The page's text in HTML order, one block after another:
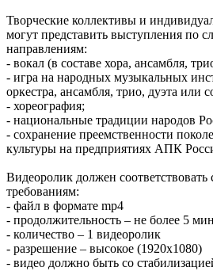
Творческие коллективы и
могут представить выступления по
направлениям:
- вокал (в составе хора, ансамбля,
- игра на народных музыкальных
оркестра, ансамбля, трио, дуэта или
- хореография;
- национальные традиции народов
- сохранение преемственности
культуры на предприятиях АПК
Видеоролик должен
требованиям:
- файл в формате mp4
- продолжительность – не более 5
- количество – 1 видеоролик
- разрешение – высокое (1920х1080)
- видео должно быть со